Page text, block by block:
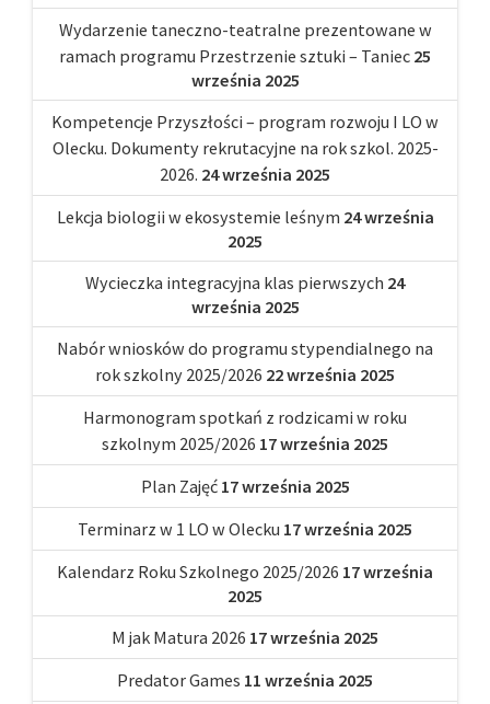
Wydarzenie taneczno-teatralne prezentowane w
ramach programu Przestrzenie sztuki – Taniec 25
września 2025
Kompetencje Przyszłości – program rozwoju I LO w
Olecku. Dokumenty rekrutacyjne na rok szkol. 2025-
2026. 24 września 2025
Lekcja biologii w ekosystemie leśnym 24 września
2025
Wycieczka integracyjna klas pierwszych 24
września 2025
Nabór wniosków do programu stypendialnego na
rok szkolny 2025/2026 22 września 2025
Harmonogram spotkań z rodzicami w roku
szkolnym 2025/2026 17 września 2025
Plan Zajęć 17 września 2025
Terminarz w 1 LO w Olecku 17 września 2025
Kalendarz Roku Szkolnego 2025/2026 17 września
2025
M jak Matura 2026 17 września 2025
Predator Games 11 września 2025